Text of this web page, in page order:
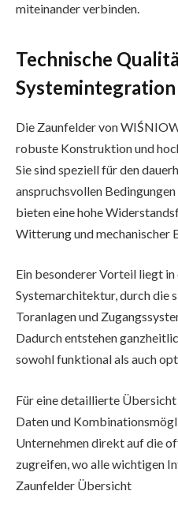
miteinander verbinden.
Technische
Systemintegration
Die Zaunfelder von
robuste Konstruktion und
Sie sind speziell für den
anspruchsvollen
bieten eine hohe
Witterung und mechanischer
Ein besonderer Vorteil liegt
Systemarchitektur, durch die
Toranlagen und
Dadurch entstehen
sowohl funktional als auch
Für eine detaillierte
Daten und
Unternehmen direkt auf die
zugreifen, wo alle wichtigen
Zaunfelder Übersicht